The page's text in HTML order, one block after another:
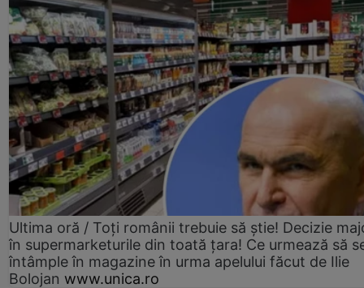
Ultima oră / Toți românii trebuie să știe! Decizie
în supermarketurile din toată țara! Ce urmează să
întâmple în magazine în urma apelului făcut de Ilie
Bolojan www.unica.ro